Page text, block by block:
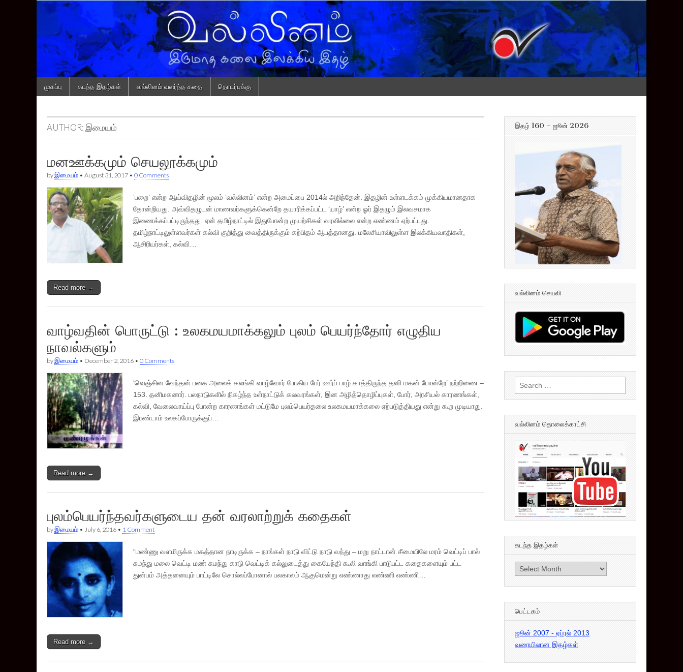
வல்லினம்
Main
menu
முகப்பு கடந்த இதழ்கள் வல்லினம் வளர்ந்த கதை தொடர்புக்கு
AUTHOR:இமையம்
மனஊக்கமும் செயலூக்கமும்
byஇமையம் • August 31, 2017 • 0 Comments
‘பறை’ என்ற ஆய்விதழின் மூலம் ‘வல்லினம்’ என்ற அமைப்பை 2014ல் அறிந்தேன். இதழின் உள்ளடக்கம் முக்கியமானதாக
தோன்றியது. அவ்விதழுடன் மாணவர்களுக்கென்றே தயாரிக்கப்பட்ட ‘யாழ்’ என்ற ஓர் இதழும் இலவசமாக
இணைக்கப்பட்டிருந்தது. ஏன் தமிழ்நாட்டில் இதுபோன்ற முயற்சிகள் வரவில்லை என்ற எண்ணம் ஏற்பட்டது.
தமிழ்நாட்டிலுள்ளவர்கள் கல்வி குறித்து வைத்திருக்கும் கற்பிதம் ஆபத்தானது. மலேசியாவிலுள்ள இலக்கியவாதிகள்,
ஆசிரியர்கள், கல்வி…
Read more →
வாழ்வதின் பொருட்டு : உலகமயமாக்கலும் புலம் பெயர்ந்தோர் எழுதிய
நாவல்களும்
byஇமையம் • December 2, 2016 • 0 Comments
‘வெஞ்சின வேந்தன் பகை அலைக் கலங்கி வாழ்வோர் போகிய பேர் ஊர்ப் பாழ் காத்திருந்த தனி மகன் போன்றே’ நற்றிணை –
153. தனிமகனார். பலநாடுகளில் நிகழ்ந்த உள்நாட்டுக் கலவரங்கள், இன அழித்தொழிப்புகள், போர், அரசியல் காரணங்கள்,
கல்வி, வேலைவாய்ப்பு போன்ற காரணங்கள் மட்டுமே புலம்பெயர்தலை உலகமயமாக்கலை ஏற்படுத்தியது என்று கூற முடியாது.
இரண்டாம் உலகப்போருக்குப்…
Read more →
புலம்பெயர்ந்தவர்களுடைய தன் வரலாற்றுக் கதைகள்
byஇமையம் • July 6, 2016 • 1 Comment
“மண்ணு வளமிருக்க மகத்தான நாடிருக்க – நாங்கள் நாடு விட்டு நாடு வந்து – மறு நாட்டான் சீமையிலே மரம் வெட்டிப் பால்
சுமந்து மலை வெட்டி மண் சுமந்து காடு வெட்டிக் கல்லுடைத்து கையேந்தி கூலி வாங்கி பாடுபட்ட கதைகளையும் பட்ட
துன்பம் அத்தனையும் பாட்டிலே சொல்லப்போனால் பலகாலம் ஆகுமென்று எண்ணாது எண்ணி எண்ணி…
Read more →
இதழ் 160 – ஜூன் 2026
வல்லினம் செயலி
Search
for:
வல்லினம் தொலைக்காட்சி
கடந்த இதழ்கள்
கடந்த
இதழ்கள்
பெட்டகம்
ஜூன் 2007 - ஏப்ரல் 2013
வரையிலான இதழ்கள்